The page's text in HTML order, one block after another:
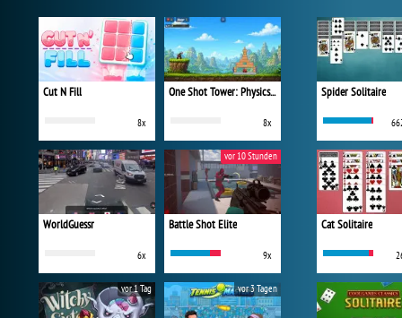
Cut N Fill
8x
One Shot Tower: Physics Destroyer
8x
WorldGuessr
6x
Battle Shot Elite
9x
vor 10 Stunden
vor 1 Tag vor 3 Tagen
Spider Solitaire
Cat Solitaire